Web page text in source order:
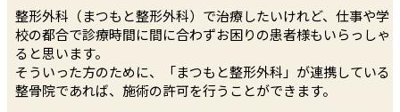
整形外科（まつもと整形外科）で治療したいけれど、仕事や学
校の都合で診療時間に間に合わずお困りの患者様もいらっしゃ
ると思います。
そういった方のために、「まつもと整形外科」が連携している
整骨院であれば、施術の許可を行うことができます。